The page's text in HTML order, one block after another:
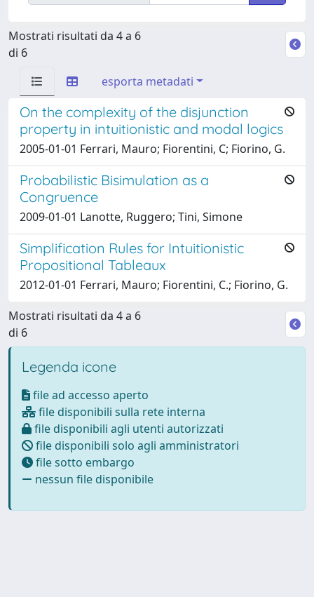
Mostrati risultati da 4 a 6
di 6
esporta metadati
On the complexity of the disjunction
property in intuitionistic and modal logics
2005-01-01 Ferrari, Mauro; Fiorentini, C; Fiorino, G.
Probabilistic Bisimulation as a
Congruence
2009-01-01 Lanotte, Ruggero; Tini, Simone
Simplification Rules for Intuitionistic
Propositional Tableaux
2012-01-01 Ferrari, Mauro; Fiorentini, C.; Fiorino, G.
Mostrati risultati da 4 a 6
di 6
Legenda icone
file ad accesso aperto
file disponibili sulla rete interna
file disponibili agli utenti autorizzati
file disponibili solo agli amministratori
file sotto embargo
nessun file disponibile